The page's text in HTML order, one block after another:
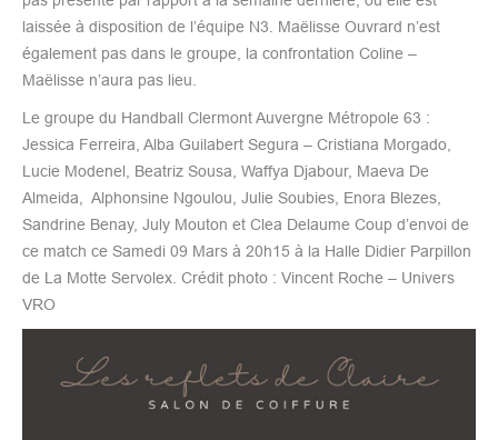
laissée à disposition de l’équipe N3. Maëlisse Ouvrard n’est
également pas dans le groupe, la confrontation Coline –
Maëlisse n’aura pas lieu.
Le groupe du Handball Clermont Auvergne Métropole 63 :
Jessica Ferreira, Alba Guilabert Segura – Cristiana Morgado,
Lucie Modenel, Beatriz Sousa, Waffya Djabour, Maeva De
Almeida, Alphonsine Ngoulou, Julie Soubies, Enora Blezes,
Sandrine Benay, July Mouton et Clea Delaume Coup d’envoi de
ce match ce Samedi 09 Mars à 20h15 à la Halle Didier Parpillon
de La Motte Servolex. Crédit photo : Vincent Roche – Univers
VRO